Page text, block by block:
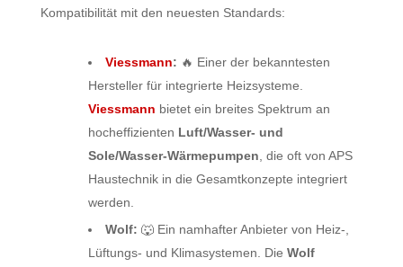
Kompatibilität mit den neuesten Standards:
Viessmann: 🔥 Einer der bekanntesten
Hersteller für integrierte Heizsysteme.
Viessmann bietet ein breites Spektrum an
hocheffizienten Luft/Wasser- und
Sole/Wasser-Wärmepumpen, die oft von APS
Haustechnik in die Gesamtkonzepte integriert
werden.
Wolf: 🐺 Ein namhafter Anbieter von Heiz-,
Lüftungs- und Klimasystemen. Die Wolf